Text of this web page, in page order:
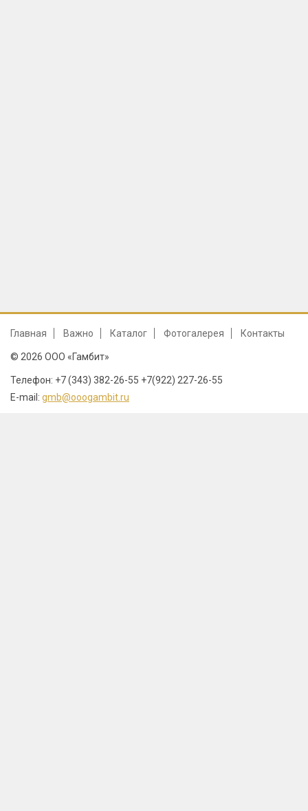
Главная Важно Каталог Фотогалерея Контакты
© 2026 ООО «Гамбит»
Телефон: +7 (343) 382-26-55 +7(922) 227-26-55
E-mail: gmb@ooogambit.ru